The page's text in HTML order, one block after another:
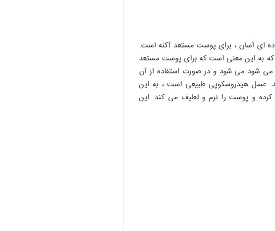
دلیل اصلی سرخوردگی بسیاری از ما است ، اما این دستور ۲ ماده ای آسان ، برای پوست مستعد آکنه است.
که به این معنی است که برای پوست مستعد
شود می شود و در صورت استفاده از آن
عسل هیدروسکوپی طبیعی است ، به این
و پوست را نرم و لطیف می کند. این